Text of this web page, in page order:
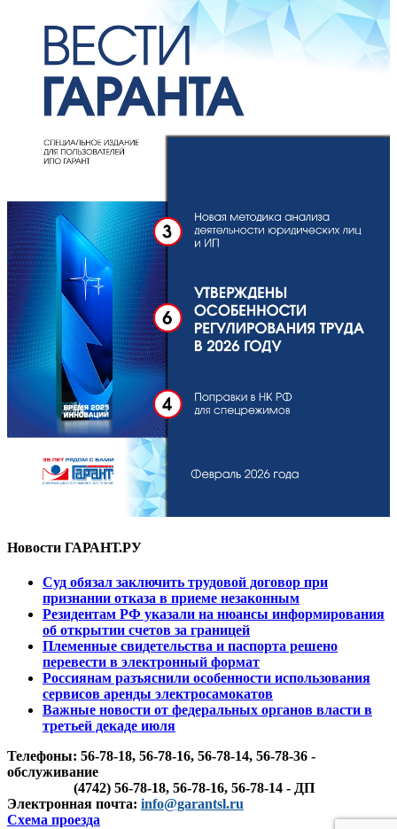
Новости ГАРАНТ.РУ
Суд обязал заключить трудовой договор при
признании отказа в приеме незаконным
Резидентам РФ указали на нюансы информирования
об открытии счетов за границей
Племенные свидетельства и паспорта решено
перевести в электронный формат
Россиянам разъяснили особенности использования
сервисов аренды электросамокатов
Важные новости от федеральных органов власти в
третьей декаде июля
Телефоны: 56-78-18, 56-78-16, 56-78-14, 56-78-36 -
обслуживание
(4742) 56-78-18, 56-78-16, 56-78-14 - ДП
Электронная почта: info@garantsl.ru
Схема проезда